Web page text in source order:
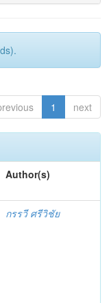
1 next
Author(s)
กรรวี ศรีวิชัย